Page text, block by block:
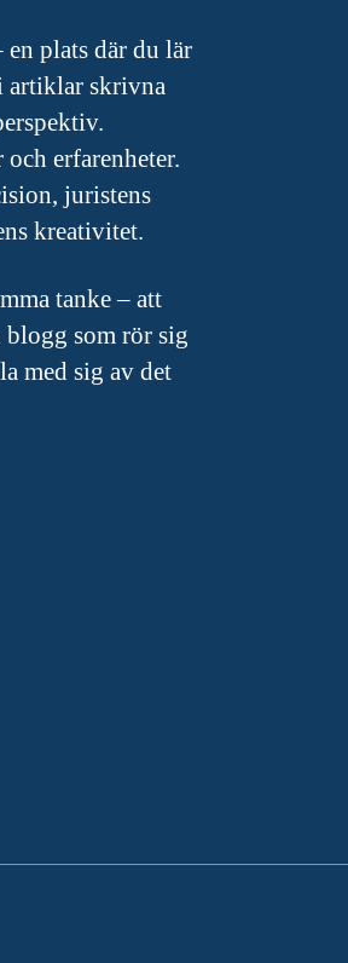
plats där du lär
artiklar skrivna
erfarenheter.
juristens
kreativitet.
tanke – att
som rör sig
med sig av det